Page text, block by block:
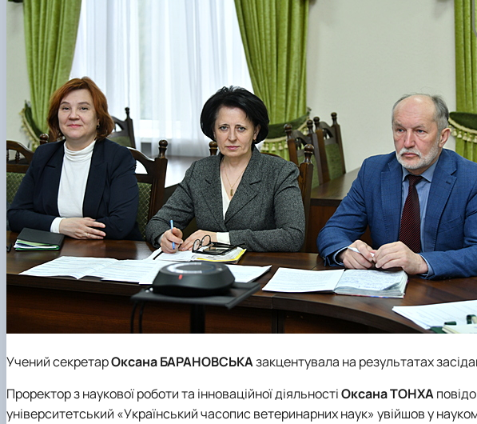
Учений секретарОксана БАРАНОВСЬКАзакцентувала на результатах
Проректор з наукової роботи та інноваційної діяльностіОксана ТОНХА
університетський «Український часопис ветеринарних наук» увійшов у